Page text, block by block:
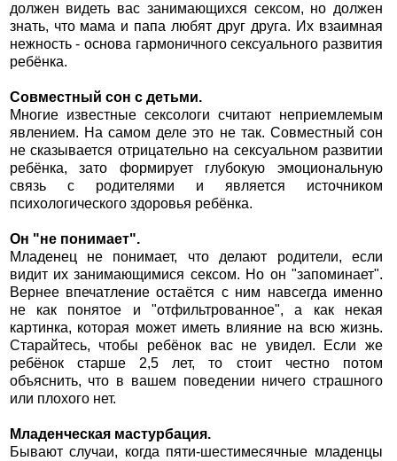
должен видеть вас занимающихся сексом, но должен
знать, что мама и папа любят друг друга. Их взаимная
нежность - основа гармоничного сексуального развития
ребёнка.
Совместный сон с детьми.
Многие известные сексологи считают неприемлемым
явлением. На самом деле это не так. Совместный сон
не сказывается отрицательно на сексуальном развитии
ребёнка, зато формирует глубокую эмоциональную
связь с родителями и является источником
психологического здоровья ребёнка.
Он "не понимает".
Младенец не понимает, что делают родители, если
видит их занимающимися сексом. Но он "запоминает".
Вернее впечатление остаётся с ним навсегда именно
не как понятое и "отфильтрованное", а как некая
картинка, которая может иметь влияние на всю жизнь.
Старайтесь, чтобы ребёнок вас не увидел. Если же
ребёнок старше 2,5 лет, то стоит честно потом
объяснить, что в вашем поведении ничего страшного
или плохого нет.
Младенческая мастурбация.
Бывают случаи, когда пяти-шестимесячные младенцы